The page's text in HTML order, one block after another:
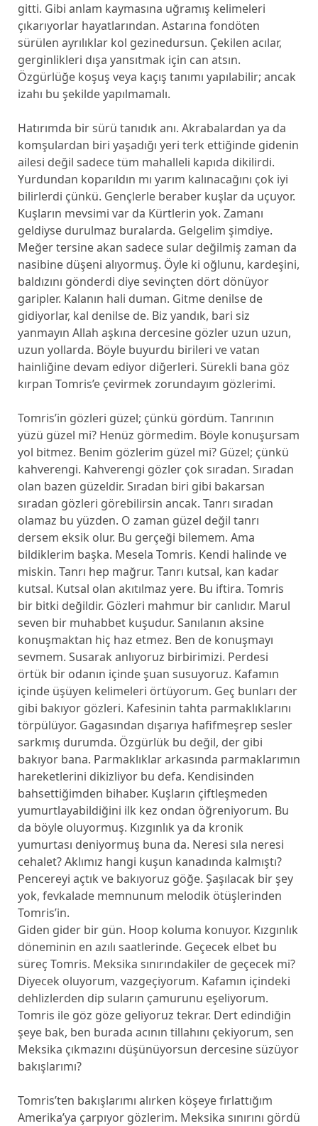
gitti. Gibi anlam kaymasına uğramış kelimeleri
çıkarıyorlar hayatlarından. Astarına fondöten
sürülen ayrılıklar kol gezinedursun. Çekilen acılar,
gerginlikleri dışa yansıtmak için can atsın.
Özgürlüğe koşuş veya kaçış tanımı yapılabilir; ancak
izahı bu şekilde yapılmamalı.
Hatırımda bir sürü tanıdık anı. Akrabalardan ya da
komşulardan biri yaşadığı yeri terk ettiğinde gidenin
ailesi değil sadece tüm mahalleli kapıda dikilirdi.
Yurdundan koparıldın mı yarım kalınacağını çok iyi
bilirlerdi çünkü. Gençlerle beraber kuşlar da uçuyor.
Kuşların mevsimi var da Kürtlerin yok. Zamanı
geldiyse durulmaz buralarda. Gelgelim şimdiye.
Meğer tersine akan sadece sular değilmiş zaman da
nasibine düşeni alıyormuş. Öyle ki oğlunu, kardeşini,
baldızını gönderdi diye sevinçten dört dönüyor
garipler. Kalanın hali duman. Gitme denilse de
gidiyorlar, kal denilse de. Biz yandık, bari siz
yanmayın Allah aşkına dercesine gözler uzun uzun,
uzun yollarda. Böyle buyurdu birileri ve vatan
hainliğine devam ediyor diğerleri. Sürekli bana göz
kırpan Tomris’e çevirmek zorundayım gözlerimi.
Tomris’in gözleri güzel; çünkü gördüm. Tanrının
yüzü güzel mi? Henüz görmedim. Böyle konuşursam
yol bitmez. Benim gözlerim güzel mi? Güzel; çünkü
kahverengi. Kahverengi gözler çok sıradan. Sıradan
olan bazen güzeldir. Sıradan biri gibi bakarsan
sıradan gözleri görebilirsin ancak. Tanrı sıradan
olamaz bu yüzden. O zaman güzel değil tanrı
dersem eksik olur. Bu gerçeği bilemem. Ama
bildiklerim başka. Mesela Tomris. Kendi halinde ve
miskin. Tanrı hep mağrur. Tanrı kutsal, kan kadar
kutsal. Kutsal olan akıtılmaz yere. Bu iftira. Tomris
bir bitki değildir. Gözleri mahmur bir canlıdır. Marul
seven bir muhabbet kuşudur. Sanılanın aksine
konuşmaktan hiç haz etmez. Ben de konuşmayı
sevmem. Susarak anlıyoruz birbirimizi. Perdesi
örtük bir odanın içinde şuan susuyoruz. Kafamın
içinde üşüyen kelimeleri örtüyorum. Geç bunları der
gibi bakıyor gözleri. Kafesinin tahta parmaklıklarını
törpülüyor. Gagasından dışarıya hafifmeşrep sesler
sarkmış durumda. Özgürlük bu değil, der gibi
bakıyor bana. Parmaklıklar arkasında parmaklarımın
hareketlerini dikizliyor bu defa. Kendisinden
bahsettiğimden bihaber. Kuşların çiftleşmeden
yumurtlayabildiğini ilk kez ondan öğreniyorum. Bu
da böyle oluyormuş. Kızgınlık ya da kronik
yumurtası deniyormuş buna da. Neresi sıla neresi
cehalet? Aklımız hangi kuşun kanadında kalmıştı?
Pencereyi açtık ve bakıyoruz göğe. Şaşılacak bir şey
yok, fevkalade memnunum melodik ötüşlerinden
Tomris’in.
Giden gider bir gün. Hoop koluma konuyor. Kızgınlık
döneminin en azılı saatlerinde. Geçecek elbet bu
süreç Tomris. Meksika sınırındakiler de geçecek mi?
Diyecek oluyorum, vazgeçiyorum. Kafamın içindeki
dehlizlerden dip suların çamurunu eşeliyorum.
Tomris ile göz göze geliyoruz tekrar. Dert edindiğin
şeye bak, ben burada acının tillahını çekiyorum, sen
Meksika çıkmazını düşünüyorsun dercesine süzüyor
bakışlarımı?
Tomris’ten bakışlarımı alırken köşeye fırlattığım
Amerika’ya çarpıyor gözlerim. Meksika sınırını gördü